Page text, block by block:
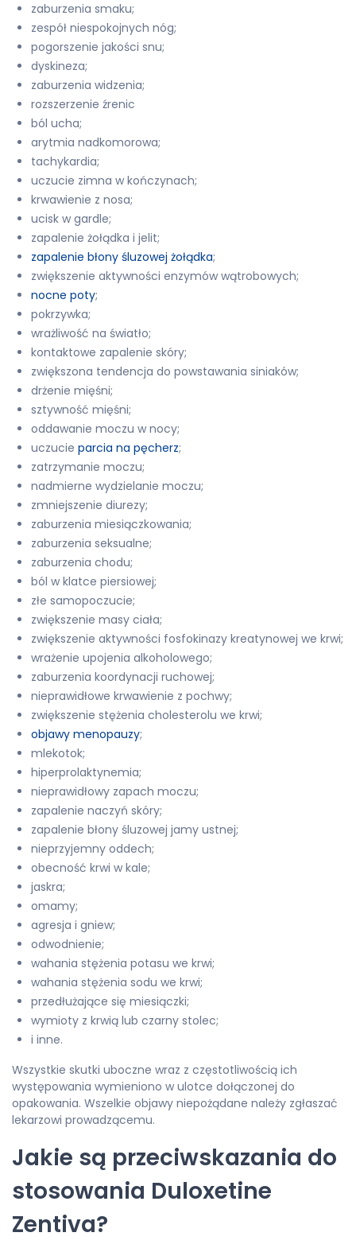
zaburzenia smaku;
zespół niespokojnych nóg;
pogorszenie jakości snu;
dyskineza;
zaburzenia widzenia;
rozszerzenie źrenic
ból ucha;
arytmia nadkomorowa;
tachykardia;
uczucie zimna w kończynach;
krwawienie z nosa;
ucisk w gardle;
zapalenie żołądka i jelit;
zapalenie błony śluzowej żołądka;
zwiększenie aktywności enzymów wątrobowych;
nocne poty;
pokrzywka;
wrażliwość na światło;
kontaktowe zapalenie skóry;
zwiększona tendencja do powstawania siniaków;
drżenie mięśni;
sztywność mięśni;
oddawanie moczu w nocy;
uczucie parcia na pęcherz;
zatrzymanie moczu;
nadmierne wydzielanie moczu;
zmniejszenie diurezy;
zaburzenia miesiączkowania;
zaburzenia seksualne;
zaburzenia chodu;
ból w klatce piersiowej;
złe samopoczucie;
zwiększenie masy ciała;
zwiększenie aktywności fosfokinazy kreatynowej we krwi;
wrażenie upojenia alkoholowego;
zaburzenia koordynacji ruchowej;
nieprawidłowe krwawienie z pochwy;
zwiększenie stężenia cholesterolu we krwi;
objawy menopauzy;
mlekotok;
hiperprolaktynemia;
nieprawidłowy zapach moczu;
zapalenie naczyń skóry;
zapalenie błony śluzowej jamy ustnej;
nieprzyjemny oddech;
obecność krwi w kale;
jaskra;
omamy;
agresja i gniew;
odwodnienie;
wahania stężenia potasu we krwi;
wahania stężenia sodu we krwi;
przedłużające się miesiączki;
wymioty z krwią lub czarny stolec;
i inne.
Wszystkie skutki uboczne wraz z częstotliwością ich
występowania wymieniono w ulotce dołączonej do
opakowania. Wszelkie objawy niepożądane należy zgłaszać
lekarzowi prowadzącemu.
Jakie są przeciwskazania do
stosowania Duloxetine
Zentiva?